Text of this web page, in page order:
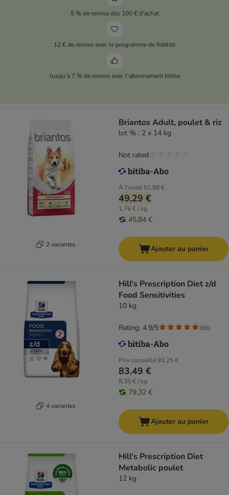
5 % de remise dès 100 € d'achat
12 € de remise avec le programme de fidélité
Jusqu'à 7 % de remise avec l'abonnement bitiba
2 variantes
Briantos Adult, poulet & riz
lot % : 2 x 14 kg
À l'unité 51,98 €
49,29 €
1,76 € / kg
45,84 €
Not rated
Ajouter au panier
4 variantes
Hill's Prescription Diet z/d
Food Sensitivities
10 kg
Prix conseillé93,25 €
83,49 €
8,35 € / kg
79,32 €
Rating: 4.9/5 (86)
Ajouter au panier
Hill's Prescription Diet
Metabolic poulet
12 kg